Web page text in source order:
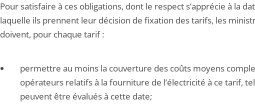
Pour satisfaire à ces obligations, dont le respect s’apprécie à la
laquelle ils prennent leur décision de fixation des tarifs, les
doivent, pour chaque tarif :
permettre au moins la couverture des coûts moyens
opérateurs relatifs à la fourniture de l’électricité à ce tarif,
peuvent être évalués à cette date;